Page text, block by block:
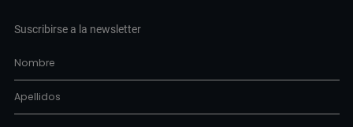
Suscribirse a la newsletter